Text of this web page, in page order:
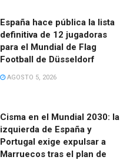
España hace pública la lista
definitiva de 12 jugadoras
para el Mundial de Flag
Football de Düsseldorf
AGOSTO 5, 2026
Cisma en el Mundial 2030: la
izquierda de España y
Portugal exige expulsar a
Marruecos tras el plan de